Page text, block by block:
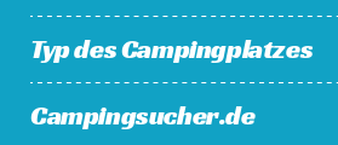
Campingplätze in Belgien
Campingplätze in Luxemburg
Niederlande
Belgien
Luxemburg
Typ des Campingplatzes
Familiencampingplatz
Campingsucher.de